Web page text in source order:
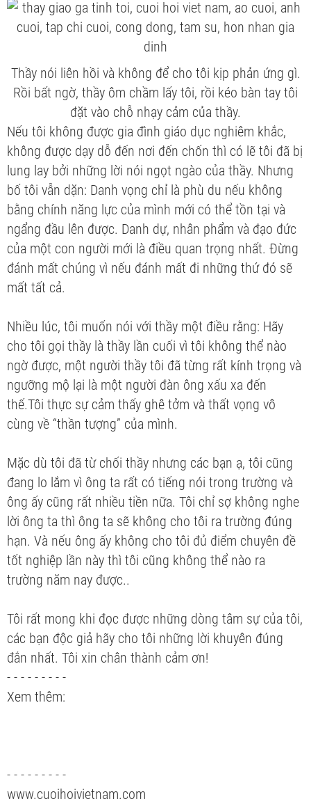
Thầy nói liên hồi và không để cho tôi kịp phản ứng gì.
Rồi bất ngờ, thầy ôm chầm lấy tôi, rồi kéo bàn tay tôi
đặt vào chỗ nhạy cảm của thầy.
Nếu tôi không được gia đình giáo dục nghiêm khắc,
không được dạy dỗ đến nơi đến chốn thì có lẽ tôi đã bị
lung lay bởi những lời nói ngọt ngào của thầy. Nhưng
bố tôi vẫn dặn: Danh vọng chỉ là phù du nếu không
bằng chính năng lực của mình mới có thể tồn tại và
ngẩng đầu lên được. Danh dự, nhân phẩm và đạo đức
của một con người mới là điều quan trọng nhất. Đừng
đánh mất chúng vì nếu đánh mất đi những thứ đó sẽ
mất tất cả.
Nhiều lúc, tôi muốn nói với thầy một điều rằng: Hãy
cho tôi gọi thầy là thầy lần cuối vì tôi không thể nào
ngờ được, một người thầy tôi đã từng rất kính trọng và
ngưỡng mộ lại là một người đàn ông xấu xa đến
thế.Tôi thực sự cảm thấy ghê tởm và thất vọng vô
cùng về “thần tượng” của mình.
Mặc dù tôi đã từ chối thầy nhưng các bạn ạ, tôi cũng
đang lo lắm vì ông ta rất có tiếng nói trong trường và
ông ấy cũng rất nhiều tiền nữa. Tôi chỉ sợ không nghe
lời ông ta thì ông ta sẽ không cho tôi ra trường đúng
hạn. Và nếu ông ấy không cho tôi đủ điểm chuyên đề
tốt nghiệp lần này thì tôi cũng không thể nào ra
trường năm nay được..
Tôi rất mong khi đọc được những dòng tâm sự của tôi,
các bạn độc giả hãy cho tôi những lời khuyên đúng
đắn nhất. Tôi xin chân thành cảm ơn!
- - - - - - - - -
Xem thêm:
- - - - - - - - -
www.cuoihoivietnam.com